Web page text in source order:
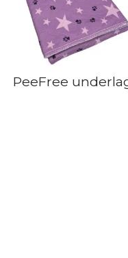
PeeFree